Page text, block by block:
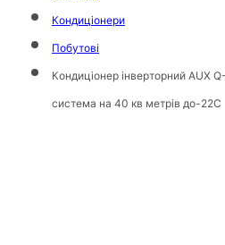
Кондиціонери
Побутові
Кондиціонер інверторний AUX
система на 40 кв метрів до-22С